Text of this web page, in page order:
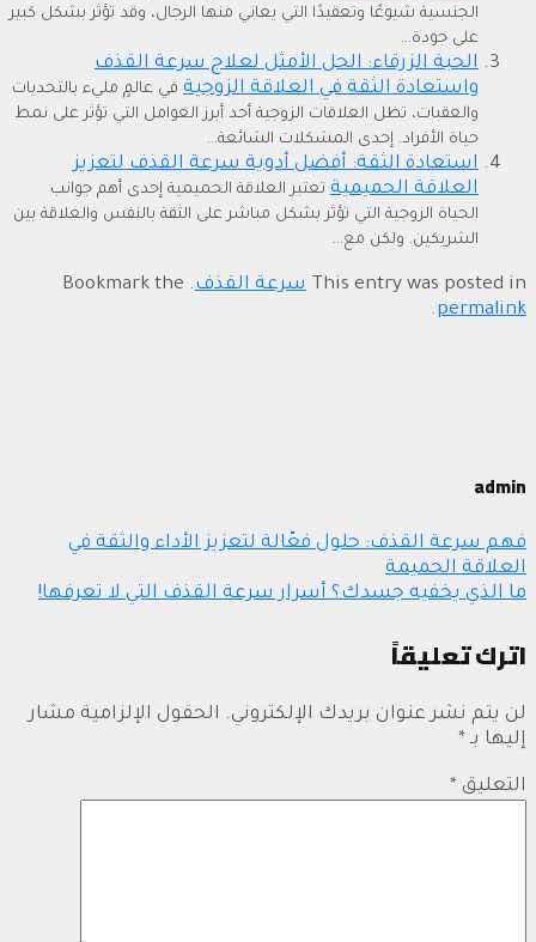
الجنسية شيوعًا وتعقيدًا التي يعاني منها الرجال، وقد تؤثر بشكل كبير
على جودة...
الحبة الزرقاء: الحل الأمثل لعلاج سرعة القذف
واستعادة الثقة في العلاقة الزوجية في عالمٍ مليء بالتحديات
والعقبات، تظل العلاقات الزوجية أحد أبرز العوامل التي تؤثر على نمط
حياة الأفراد. إحدى المشكلات الشائعة...
استعادة الثقة: أفضل أدوية سرعة القذف لتعزيز
العلاقة الحميمية تعتبر العلاقة الحميمية إحدى أهم جوانب
الحياة الزوجية التي تؤثر بشكل مباشر على الثقة بالنفس والعلاقة بين
الشريكين. ولكن مع...
This entry was posted in سرعة القذف. Bookmark the
permalink
.
admin
فهم سرعة القذف: حلول فعّالة لتعزيز الأداء والثقة في
العلاقة الحميمة
ما الذي يخفيه جسدك؟ أسرار سرعة القذف التي لا تعرفها!
اترك تعليقاً
لن يتم نشر عنوان بريدك الإلكتروني. الحقول الإلزامية مشار
إليها بـ *
التعليق *